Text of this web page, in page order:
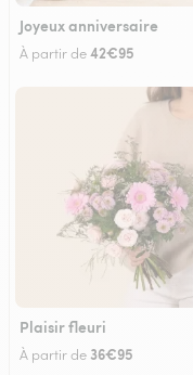
Joyeux anniversaire
À partir de42€95
Plaisir fleuri
À partir de 36€95